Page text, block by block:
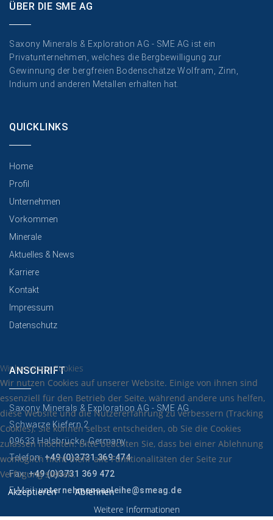
ÜBER DIE SME AG
Saxony Minerals & Exploration AG - SME AG ist ein
Privatunternehmen, welches die Bergbewilligung zur
Gewinnung der bergfreien Bodenschätze Wolfram, Zinn,
Indium und anderen Metallen erhalten hat.
QUICKLINKS
Home
Profil
Unternehmen
Vorkommen
Minerale
Aktuelles & News
Karriere
Kontakt
Impressum
Datenschutz
ANSCHRIFT
Saxony Minerals & Exploration AG - SME AG
Schwarze Kiefern 2
09633 Halsbrücke, Germany
Telefon:+49 (0)3731 369 474
Fax:+49 (0)3731 369 472
E-Mail:unternehmensanleihe@smeag.de
Wir benutzen Cookies
Wir nutzen Cookies auf unserer Website. Einige von ihnen sind
essenziell für den Betrieb der Seite, während andere uns helfen,
diese Website und die Nutzererfahrung zu verbessern (Tracking
Cookies). Sie können selbst entscheiden, ob Sie die Cookies
zulassen möchten. Bitte beachten Sie, dass bei einer Ablehnung
womöglich nicht mehr alle Funktionalitäten der Seite zur
Verfügung stehen.
Akzeptieren
Ablehnen
Weitere Informationen